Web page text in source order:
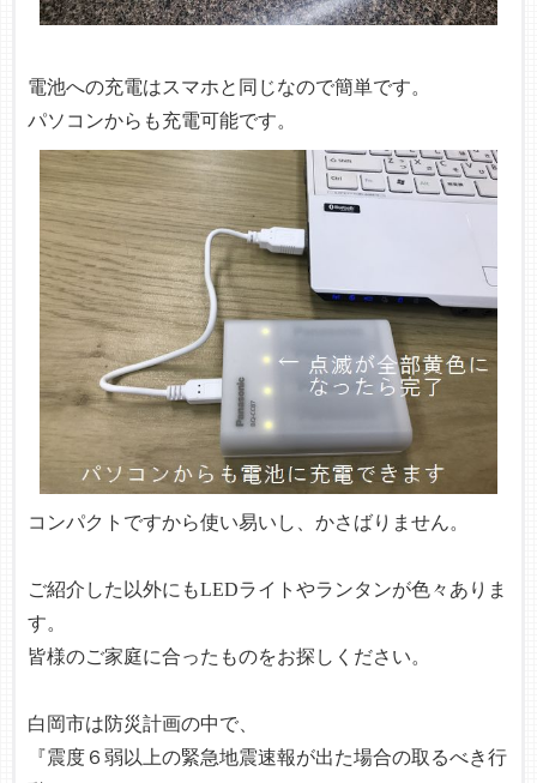
電池への充電はスマホと同じなので簡単です。
パソコンからも充電可能です。
コンパクトですから使い易いし、かさばりません。
ご紹介した以外にもLEDライトやランタンが色々ありま
す。
皆様のご家庭に合ったものをお探しください。
白岡市は防災計画の中で、
『震度６弱以上の緊急地震速報が出た場合の取るべき行